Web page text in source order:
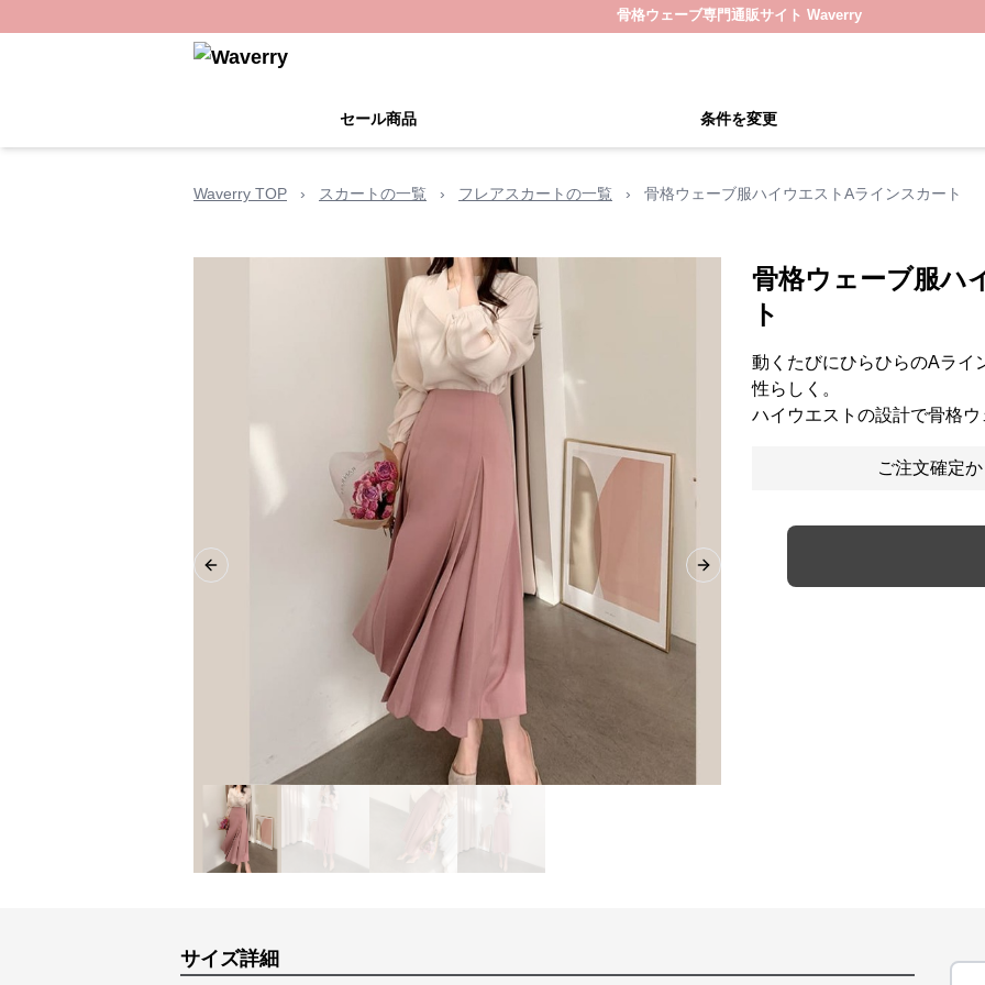
骨格ウェーブ専門通販サイト Waverry
セール商品 条件を変更
Waverry TOP › スカートの一覧 › フレアスカートの一覧 › 骨格ウェーブ服ハイウエストAラインスカート
Previous slide Next slide
骨格ウェーブ服ハ
ト
動くたびにひらひらのAライ
性らしく。
ハイウエストの設計で骨格
ご注文確定
サイズ詳細